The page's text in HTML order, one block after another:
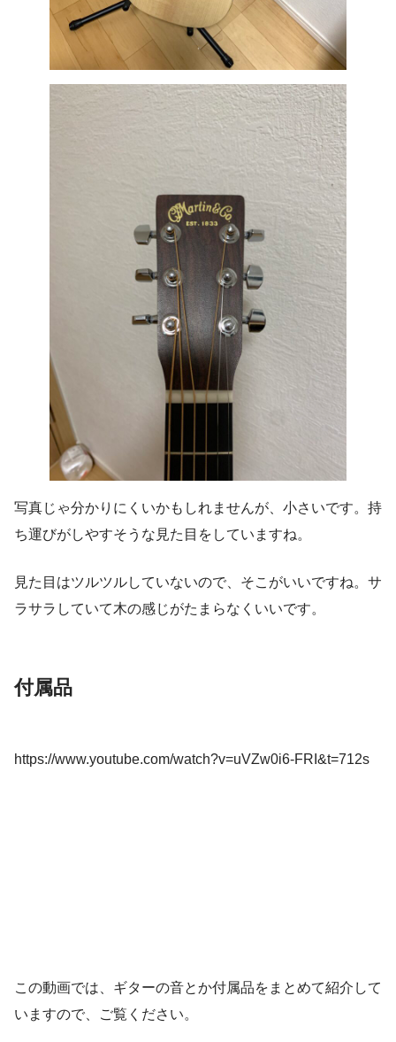
写真じゃ分かりにくいかもしれませんが、小さいです。持
ち運びがしやすそうな見た目をしていますね。
見た目はツルツルしていないので、そこがいいですね。サ
ラサラしていて木の感じがたまらなくいいです。
付属品
https://www.youtube.com/watch?v=uVZw0i6-FRI&t=712s
この動画では、ギターの音とか付属品をまとめて紹介して
いますので、ご覧ください。